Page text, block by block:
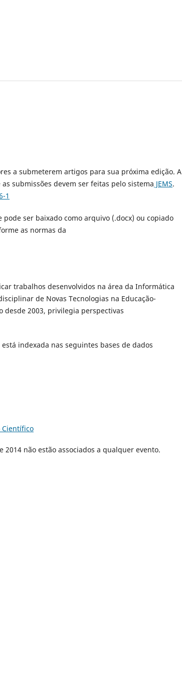
a submeterem artigos para sua próxima edição. A
submissões devem ser feitas pelo sistema JEMS.
1
ser baixado como arquivo (.docx) ou copiado
as normas da
trabalhos desenvolvidos na área da Informática
de Novas Tecnologias na Educação-
desde 2003, privilegia perspectivas
está indexada nas seguintes bases de dados
Científico
não estão associados a qualquer evento.